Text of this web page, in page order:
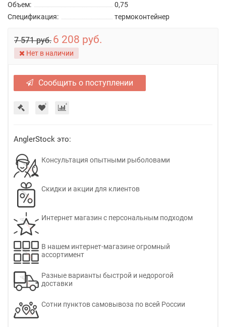
Объем:
0,75
Спецификация:
термоконтейнер
7 571 руб. 6 208 руб.
Нет в наличии
Сообщить о поступлении
AnglerStock это:
Консультация опытными рыболовами
Скидки и акции для клиентов
Интернет магазин с персональным подходом
В нашем интернет-магазине огромный
ассортимент
Разные варианты быстрой и недорогой
доставки
Сотни пунктов самовывоза по всей России